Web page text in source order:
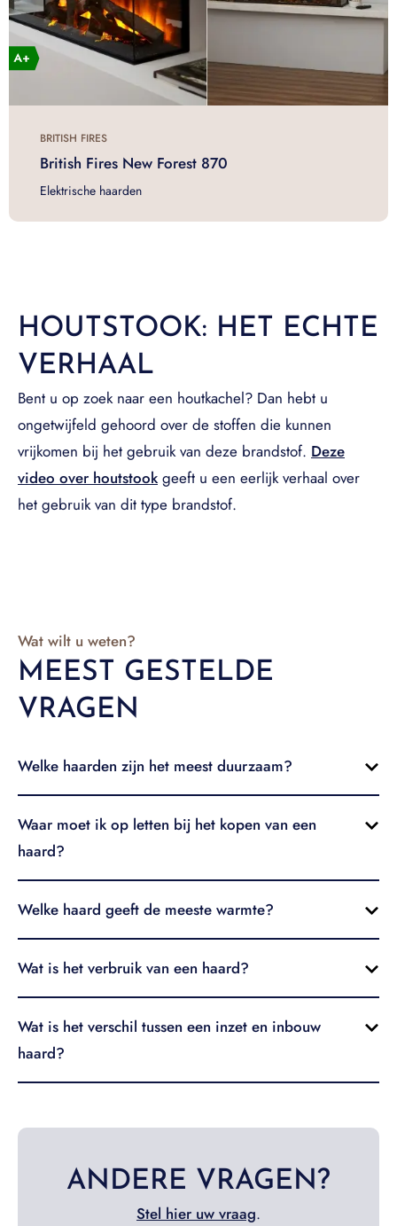
BRITISH FIRES
British Fires New Forest 870
Elektrische haarden
HOUTSTOOK: HET ECHTE
VERHAAL
Bent u op zoek naar een houtkachel? Dan hebt u
ongetwijfeld gehoord over de stoffen die kunnen
vrijkomen bij het gebruik van deze brandstof. Deze
video over houtstook geeft u een eerlijk verhaal over
het gebruik van dit type brandstof.
Wat wilt u weten?
MEEST GESTELDE
VRAGEN
Welke haarden zijn het meest duurzaam?
Waar moet ik op letten bij het kopen van een
haard?
Welke haard geeft de meeste warmte?
Wat is het verbruik van een haard?
Wat is het verschil tussen een inzet en inbouw
haard?
ANDERE VRAGEN?
Stel hier uw vraag.